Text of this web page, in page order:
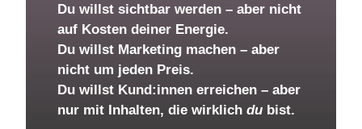
Du willst sichtbar werden – aber nicht
auf Kosten deiner Energie.
Du willst Marketing machen – aber
nicht um jeden Preis.
Du willst Kund:innen erreichen – aber
nur mit Inhalten, die wirklich dubist.